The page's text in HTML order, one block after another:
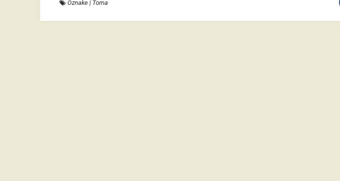
Oznake | Toma